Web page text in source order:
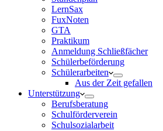
LernSax
FuxNoten
GTA
Praktikum
Anmeldung Schließfächer
Schülerbeförderung
Schülerarbeiten
Aus der Zeit gefallen
Unterstützung
Berufsberatung
Schulförderverein
Schulsozialarbeit